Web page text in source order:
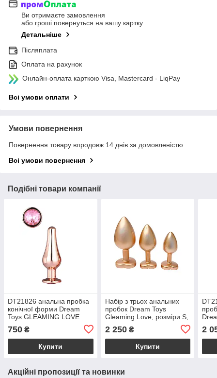
Ви отримаєте замовлення
або гроші повернуться на вашу картку
Детальніше
Післяплата
Оплата на рахунок
Онлайн-оплата карткою Visa, Mastercard - LiqPay
Всі умови оплати
Умови повернення
Повернення товару впродовж 14 днів за домовленістю
Всі умови повернення
Подібні товари компанії
DT21826 анальна пробка
конічної форми Dream
Toys GLEAMING LOVE
ROSE GOLD PLEASURE
PLUG S
750 ₴
Купити
Набір з трьох анальних
пробок Dream Toys
Gleaming Love, розміри S,
M, L, перламутрово-золоті
2 250₴
Купити
2
Акційні пропозиції та новинки